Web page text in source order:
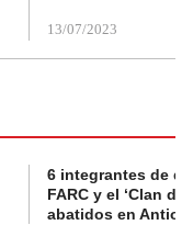
13/07/2023
6 integrantes de
FARC y el ‘Clan
abatidos en